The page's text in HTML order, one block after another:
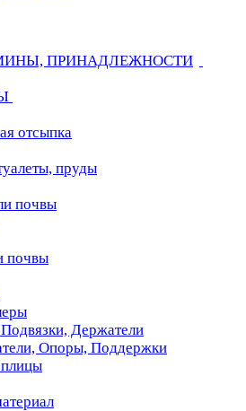
ПРИНАДЛЕЖНОСТИ
отсыпка
пруды
почвы
почвы
Держатели
Опоры, Поддержки